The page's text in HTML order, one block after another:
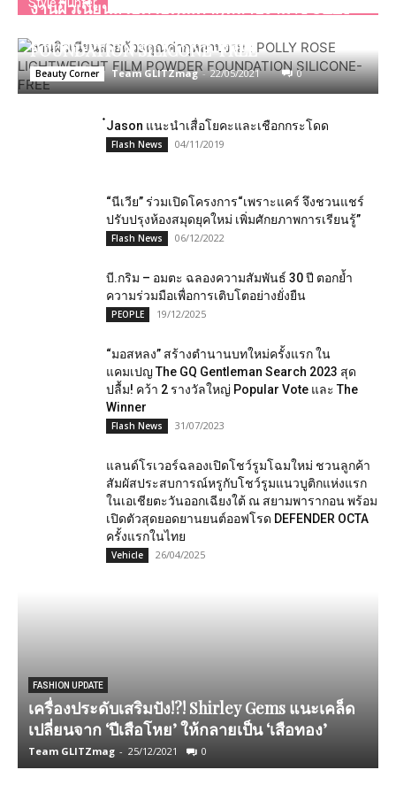
งานผิวเนียนสวยด้วยคุณค่ากุหลาบงาม : POLLY
FOUNDATION SILICONE-FREE
Beauty Corner Team GLITZmag - 22/05/2021 0
๋Jason แนะนำเสื่อโยคะและเชือกกระโดด
Flash News 04/11/2019
“นีเวีย” ร่วมเปิดโครงการ“เพราะแคร์ จึงชวนแชร์
ปรับปรุงห้องสมุดยุคใหม่ เพิ่มศักยภาพการเรียนรู้”
Flash News 06/12/2022
บี.กริม – อมตะ ฉลองความสัมพันธ์ 30 ปี ตอกย้ำ
ความร่วมมือเพื่อการเติบโตอย่างยั่งยืน
PEOPLE 19/12/2025
“มอสหลง” สร้างตำนานบทใหม่ครั้งแรก ใน
แคมเปญ The GQ Gentleman Search 2023 สุด
ปลื้ม! คว้า 2 รางวัลใหญ่ Popular Vote และ The
Winner
Flash News 31/07/2023
แลนด์โรเวอร์ฉลองเปิดโชว์รูมโฉมใหม่ ชวนลูกค้า
สัมผัสประสบการณ์หรูกับโชว์รูมแนวบูติกแห่งแรก
ในเอเชียตะวันออกเฉียงใต้ ณ สยามพารากอน พร้อม
เปิดตัวสุดยอดยานยนต์ออฟโรด DEFENDER OCTA
ครั้งแรกในไทย
Vehicle 26/04/2025
FASHION UPDATE
เครื่อง​ประดับ​เสริม​ปัง!?! Shirley Gems แนะเคล็ด
เปลี่ยนจาก ‘ปีเสือโหย’ ให้กลายเป็น ‘เสือทอง’
Team GLITZmag - 25/12/2021 0